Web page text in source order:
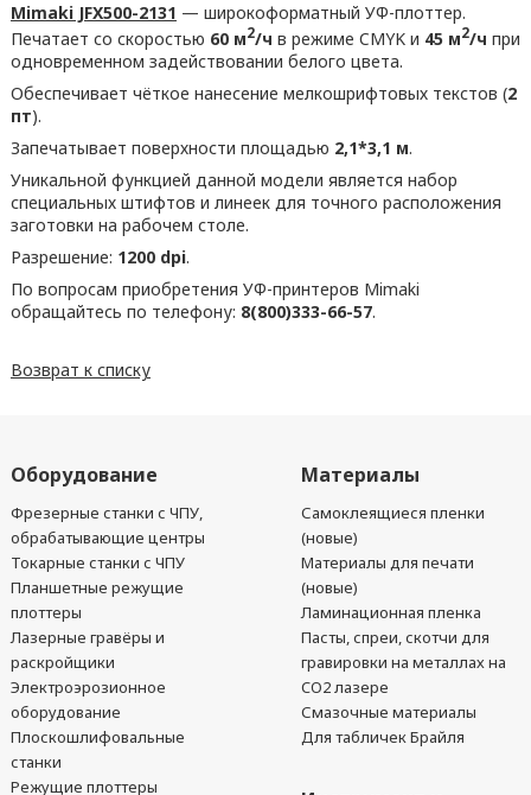
Mimaki JFX500-2131 — широкоформатный УФ-плоттер.
Печатает со скоростью 60 м2/ч в режиме CMYK и 45 м2/ч при
одновременном задействовании белого цвета.
Обеспечивает чёткое нанесение мелкошрифтовых текстов (2
пт).
Запечатывает поверхности площадью 2,1*3,1 м.
Уникальной функцией данной модели является набор
специальных штифтов и линеек для точного расположения
заготовки на рабочем столе.
Разрешение: 1200 dpi.
По вопросам приобретения УФ-принтеров Mimaki
обращайтесь по телефону: 8(800)333-66-57.
Возврат к списку
Оборудование
Фрезерные станки с ЧПУ,
обрабатывающие центры
Токарные станки с ЧПУ
Планшетные режущие
плоттеры
Лазерные гравёры и
раскройщики
Электроэрозионное
оборудование
Плоскошлифовальные
станки
Режущие плоттеры
Материалы
Самоклеящиеся пленки
(новые)
Материалы для печати
(новые)
Ламинационная пленка
Пасты, спреи, скотчи для
гравировки на металлах на
CO2 лазере
Смазочные материалы
Для табличек Брайля